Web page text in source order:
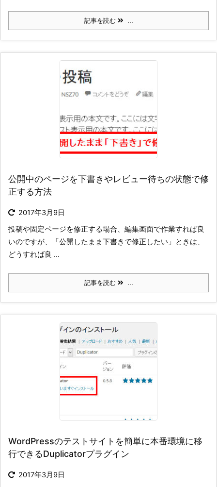
記事を読む ...
公開中のページを下書きやレビュー待ちの状態で修
正する方法
2017年3月9日
投稿や固定ページを修正する場合、編集画面で作業すれば良
いのですが、「公開したまま下書きで修正したい」ときは、
どうすれば良 ...
記事を読む ...
WordPressのテストサイトを簡単に本番環境に移
行できるDuplicatorプラグイン
2017年3月9日